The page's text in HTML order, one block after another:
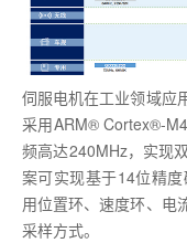
伺服电机在工业领域应
采用ARM® Cortex®-
频高达240MHz，实现
案可实现基于14位精
用位置环、速度环、电
采样方式。